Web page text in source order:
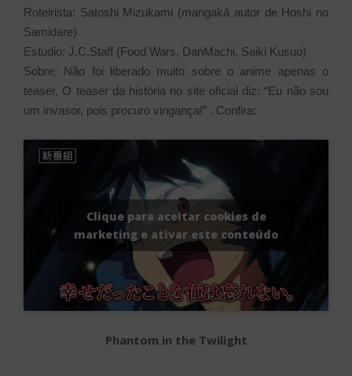
Roteirista: Satoshi Mizukami (mangaká autor de Hoshi no
Samidare)
Estúdio: J.C.Staff (Food Wars, DanMachi, Saiki Kusuo)
Sobre: Não foi liberado muito sobre o anime apenas o
teaser. O teaser da história no site oficial diz: “Eu não sou
um invasor, pois procuro vingança!” . Confira:
Clique para aceitar cookies de
marketing e ativar este conteúdo
Phantom in the Twilight